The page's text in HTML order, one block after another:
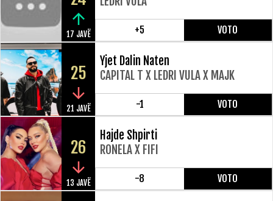
17 JAVË +5 VOTO
25
21 JAVË
Yjet Dalin Naten
CAPITAL T X LEDRI VULA X MAJK
-1 VOTO
26
13 JAVË
Hajde Shpirti
RONELA X FIFI
-8 VOTO